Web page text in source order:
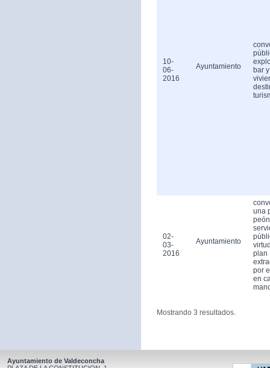
10-
06-
2016
Ayuntamiento
bar
02-
03-
2016
Ayuntamiento
una
peón
plan
por
en
Mostrando 3 resultados.
Ayuntamiento de Valdeconcha